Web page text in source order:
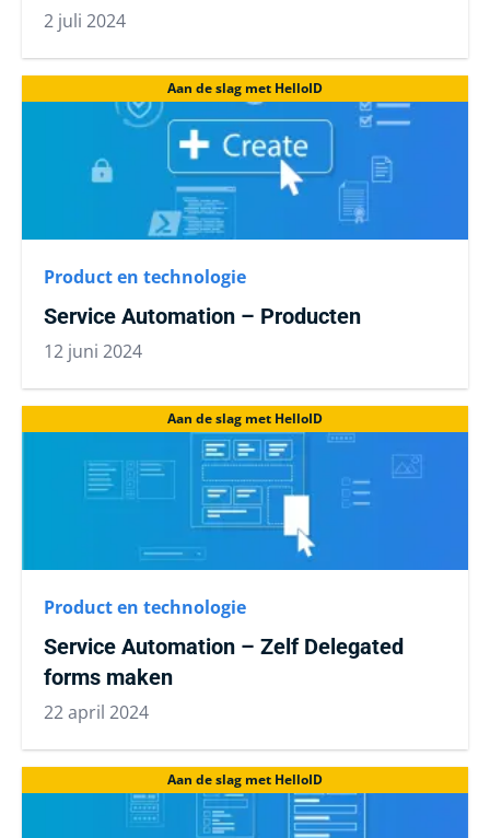
2 juli 2024
Aan de slag met HelloID
Product en technologie
Service Automation – Producten
12 juni 2024
Aan de slag met HelloID
Product en technologie
Service Automation – Zelf Delegated
forms maken
22 april 2024
Aan de slag met HelloID